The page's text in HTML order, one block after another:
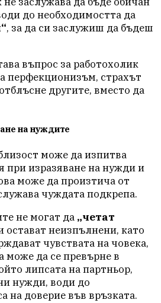
до необходимостта да
, за да си заслужиш да бъдеш
въпрос за работохолик
перфекционизъм, страхът
другите, вместо да
на нуждите
може да изпитва
при изразяване на нужди и
може да произтича от
чуждата подкрепа.
не могат да „четат
остават неизпълнени, като
чувствата на човека,
може да се превърне в
липсата на партньор,
нужди, води до
на доверие във връзката.